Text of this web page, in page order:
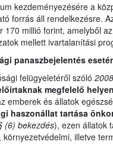
kezdeményezésére a
forrás áll rendelkezésre.
170 millió forint, amelyből
mellett ivartalanítási
panaszbejelentés
felügyeletéről szóló
megfelelő
emberek és állatok
haszonállat tartása
(6) bekezdés), ezen állatok
illetve